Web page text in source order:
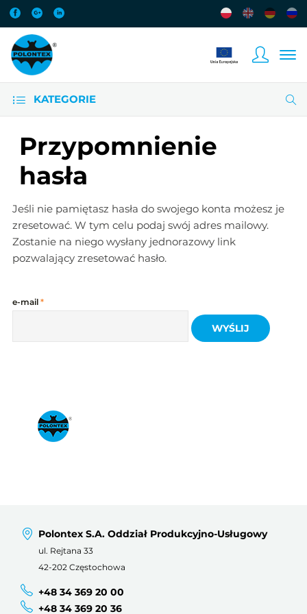
KATEGORIE
Przypomnienie
hasła
Jeśli nie pamiętasz hasła do swojego konta możesz je
zresetować. W tym celu podaj swój adres mailowy.
Zostanie na niego wysłany jednorazowy link
pozwalający zresetować hasło.
e-mail *
Polontex S.A. Oddział Produkcyjno-Usługowy
ul. Rejtana 33
42-202 Częstochowa
+48 34 369 20 00
+48 34 369 20 36